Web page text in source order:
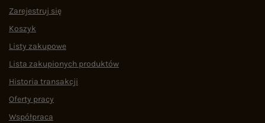
Zarejestruj się
Koszyk
Listy zakupowe
Lista zakupionych produktów
Historia transakcji
Oferty pracy
Współpraca